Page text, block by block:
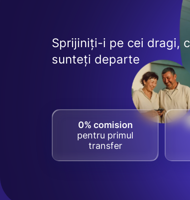
Sprijiniți-i pe cei dragi,
sunteți departe
0% comision
pentru primul
transfer